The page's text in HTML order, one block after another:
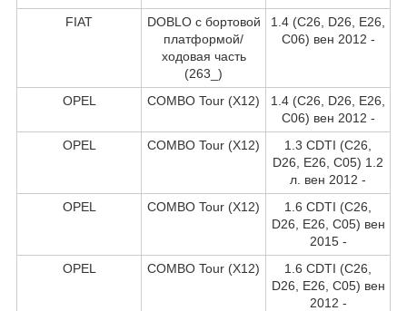
FIAT
DOBLO c бортовой
платформой/
ходовая часть
(263_)
1.4 (C26, D26, E26,
C06) вен 2012 -
OPEL COMBO Tour (X12)
1.4 (C26, D26, E26,
C06) вен 2012 -
OPEL
COMBO Tour (X12)
1.3 CDTI (C26,
D26, E26, C05) 1.2
л. вен 2012 -
OPEL
COMBO Tour (X12)
1.6 CDTI (C26,
D26, E26, C05) вен
2015 -
OPEL
COMBO Tour (X12)
1.6 CDTI (C26,
D26, E26, C05) вен
2012 -